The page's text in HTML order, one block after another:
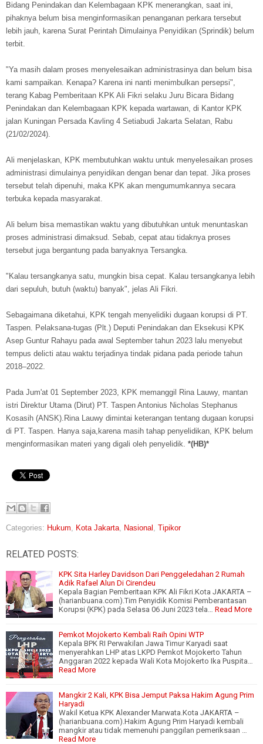
Bidang Penindakan dan Kelembagaan KPK menerangkan, saat ini,
pihaknya belum bisa menginformasikan penanganan perkara tersebut
lebih jauh, karena Surat Perintah Dimulainya Penyidikan (Sprindik) belum
terbit.
"Ya masih dalam proses menyelesaikan administrasinya dan belum bisa
kami sampaikan. Kenapa? Karena ini nanti menimbulkan persepsi",
terang Kabag Pemberitaan KPK Ali Fikri selaku Juru Bicara Bidang
Penindakan dan Kelembagaan KPK kepada wartawan, di Kantor KPK
jalan Kuningan Persada Kavling 4 Setiabudi Jakarta Selatan, Rabu
(21/02/2024).
Ali menjelaskan, KPK membutuhkan waktu untuk menyelesaikan proses
administrasi dimulainya penyidikan dengan benar dan tepat. Jika proses
tersebut telah dipenuhi, maka KPK akan mengumumkannya secara
terbuka kepada masyarakat.
Ali belum bisa memastikan waktu yang dibutuhkan untuk menuntaskan
proses administrasi dimaksud. Sebab, cepat atau tidaknya proses
tersebut juga bergantung pada banyaknya Tersangka.
"Kalau tersangkanya satu, mungkin bisa cepat. Kalau tersangkanya lebih
dari sepuluh, butuh (waktu) banyak", jelas Ali Fikri.
Sebagaimana diketahui, KPK tengah menyelidiki dugaan korupsi di PT.
Taspen. Pelaksana-tugas (Plt.) Deputi Penindakan dan Eksekusi KPK
Asep Guntur Rahayu pada awal September tahun 2023 lalu menyebut
tempus delicti atau waktu terjadinya tindak pidana pada periode tahun
2018–2022.
Pada Jum'at 01 September 2023, KPK memanggil Rina Lauwy, mantan
istri Direktur Utama (Dirut) PT. Taspen Antonius Nicholas Stephanus
Kosasih (ANSK).Rina Lauwy dimintai keterangan tentang dugaan korupsi
di PT. Taspen. Hanya saja,karena masih tahap penyelidikan, KPK belum
menginformasikan materi yang digali oleh penyelidik. *(HB)*
Categories: Hukum Kota Jakarta Nasional Tipikor
RELATED POSTS:
KPK Sita Harley Davidson Dari Penggeledahan 2 Rumah
Adik Rafael Alun Di Cirendeu
Kepala Bagian Pemberitaan KPK Ali Fikri.Kota JAKARTA –
(harianbuana.com).Tim Penyidik Komisi Pemberantasan
Korupsi (KPK) pada Selasa 06 Juni 2023 tela…
Read More
Pemkot Mojokerto Kembali Raih Opini WTP
Kepala BPK RI Perwakilan Jawa Timur Karyadi saat
menyerahkan LHP atas LKPD Pemkot Mojokerto Tahun
Anggaran 2022 kepada Wali Kota Mojokerto Ika Puspita…
Read More
Mangkir 2 Kali, KPK Bisa Jemput Paksa Hakim Agung Prim
Haryadi
Wakil Ketua KPK Alexander Marwata.Kota JAKARTA –
(harianbuana.com).Hakim Agung Prim Haryadi kembali
mangkir atau tidak memenuhi panggilan pemeriksaan …
Read More